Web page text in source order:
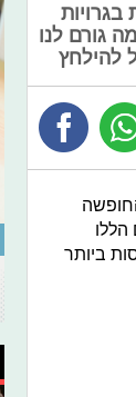
גורם לנו
להילחץ
ביותר